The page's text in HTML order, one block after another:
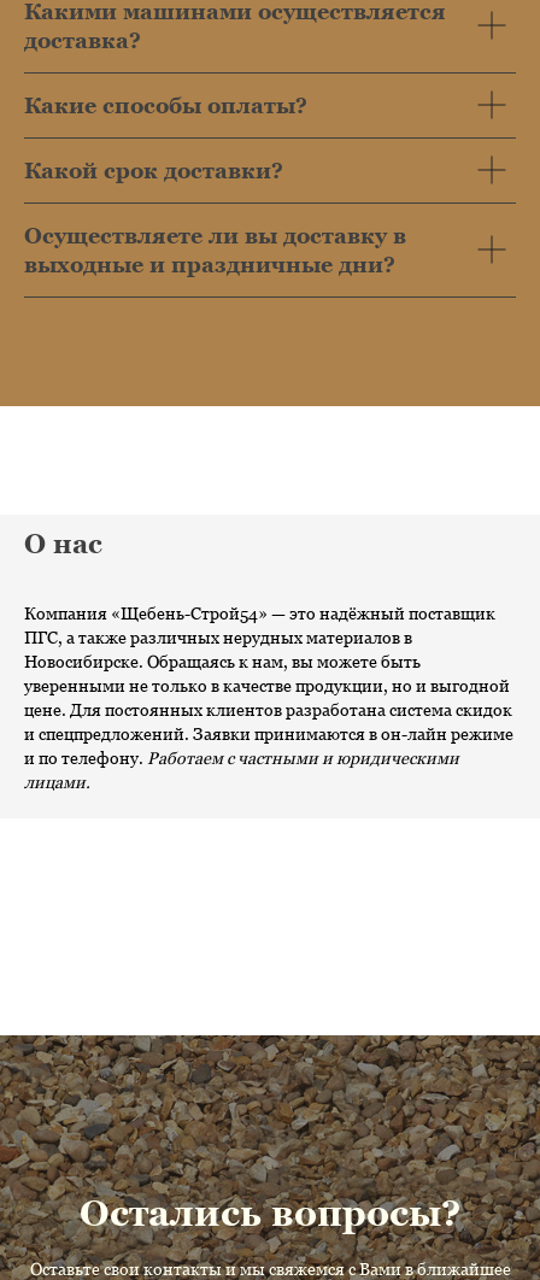
Какими машинами осуществляется
доставка?
Какие способы оплаты?
Какой срок доставки?
Осуществляете ли вы доставку в
выходные и праздничные дни?
О нас
Компания «Щебень-Строй54» — это надёжный поставщик
ПГС, а также различных нерудных материалов в
Новосибирске. Обращаясь к нам, вы можете быть
уверенными не только в качестве продукции, но и выгодной
цене. Для постоянных клиентов разработана система скидок
и спецпредложений. Заявки принимаются в он-лайн режиме
и по телефону. Работаем с частными и юридическими
лицами.
Остались вопросы?
Оставьте свои контакты и мы свяжемся с Вами в ближайшее